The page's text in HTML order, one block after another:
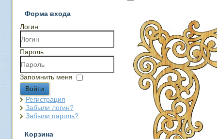
Форма входа
Логин
Пароль
Запомнить меня
Войти
Регистрация
Забыли логин?
Забыли пароль?
Корзина